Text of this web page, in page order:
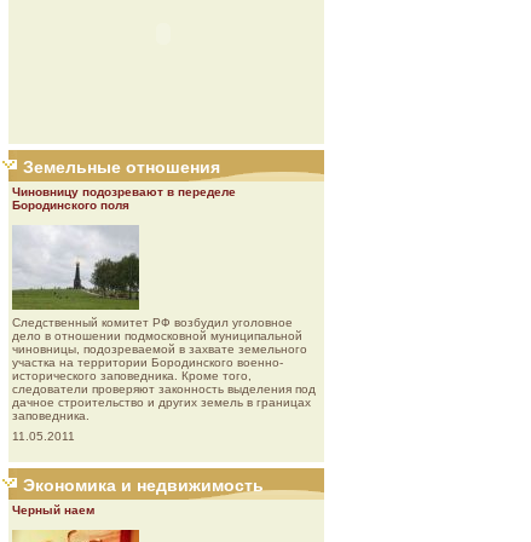
Земельные отношения
Чиновницу подозревают в переделе
Бородинского поля
Следственный комитет РФ возбудил уголовное
дело в отношении подмосковной муниципальной
чиновницы, подозреваемой в захвате земельного
участка на территории Бородинского военно-
исторического заповедника. Кроме того,
следователи проверяют законность выделения под
дачное строительство и других земель в границах
заповедника.
11.05.2011
Экономика и недвижимость
Черный наем